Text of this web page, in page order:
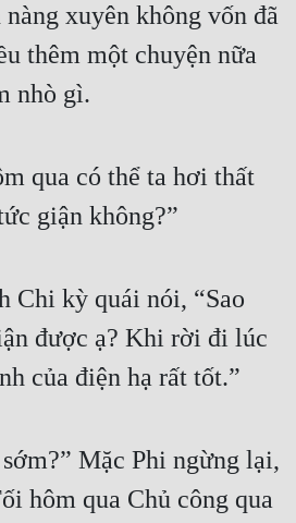
nàng xuyên không vốn đã
thêm một chuyện nữa
nhò gì.
qua có thể ta hơi thất
giận không?”
Chi kỳ quái nói, “Sao
được ạ? Khi rời đi lúc
của điện hạ rất tốt.”
Mặc Phi ngừng lại,
hôm qua Chủ công qua